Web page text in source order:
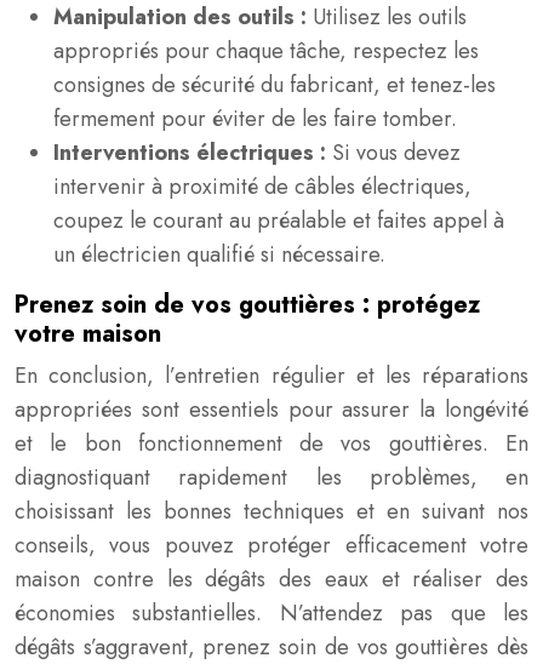
Manipulation des outils : Utilisez les outils
appropriés pour chaque tâche, respectez les
consignes de sécurité du fabricant, et tenez-les
fermement pour éviter de les faire tomber.
Interventions électriques : Si vous devez
intervenir à proximité de câbles électriques,
coupez le courant au préalable et faites appel à
un électricien qualifié si nécessaire.
Prenez soin de vos gouttières : protégez
votre maison
En conclusion, l’entretien régulier et les réparations
appropriées sont essentiels pour assurer la longévité
et le bon fonctionnement de vos gouttières. En
diagnostiquant rapidement les problèmes, en
choisissant les bonnes techniques et en suivant nos
conseils, vous pouvez protéger efficacement votre
maison contre les dégâts des eaux et réaliser des
économies substantielles. N’attendez pas que les
dégâts s’aggravent, prenez soin de vos gouttières dès